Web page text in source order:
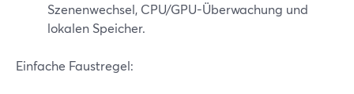
Szenenwechsel, CPU/GPU-Überwachung und
lokalen Speicher.
Einfache Faustregel: